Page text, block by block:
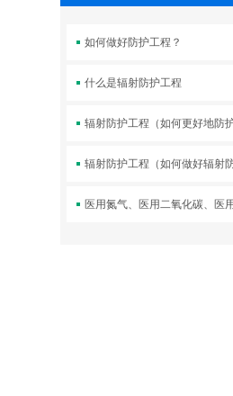
如何做好防护工程？
什么是辐射防护工程